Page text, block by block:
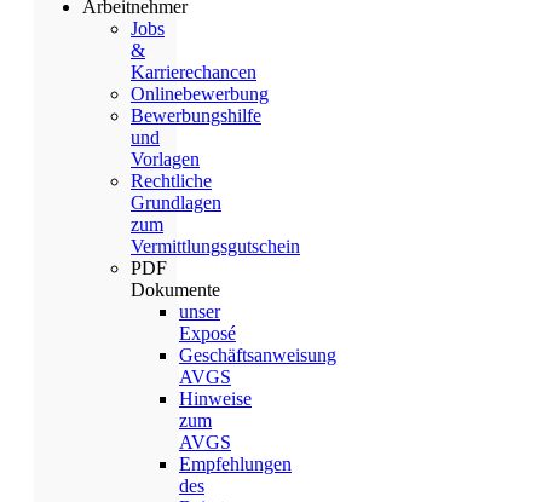
Arbeitnehmer
Jobs
&
Karrierechancen
Onlinebewerbung
Bewerbungshilfe
und
Vorlagen
Rechtliche
Grundlagen
zum
Vermittlungsgutschein
PDF
Dokumente
unser
Exposé
Geschäftsanweisung
AVGS
Hinweise
zum
AVGS
Empfehlungen
des